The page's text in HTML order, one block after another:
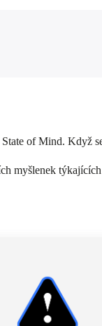
of Mind. Když
myšlenek